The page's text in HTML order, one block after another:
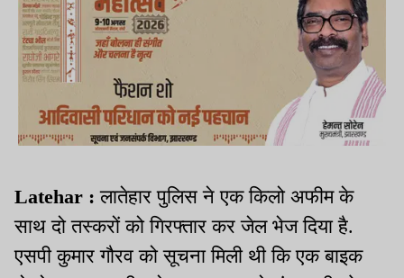
Latehar :लातेहार पुलिस ने एक किलो अफीम के
साथ दो तस्करों को गिरफ्तार कर जेल भेज दिया है.
एसपी कुमार गौरव को सूचना मिली थी कि एक बाइक